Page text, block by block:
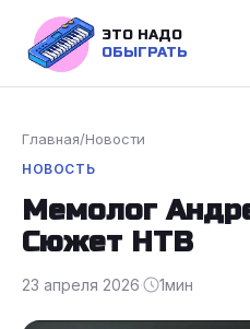
ЭТО НАДО
ОБЫГРАТЬ
Главная/Новости
НОВОСТЬ
Мемолог
Сюжет НТВ
23 апреля 2026· 1мин